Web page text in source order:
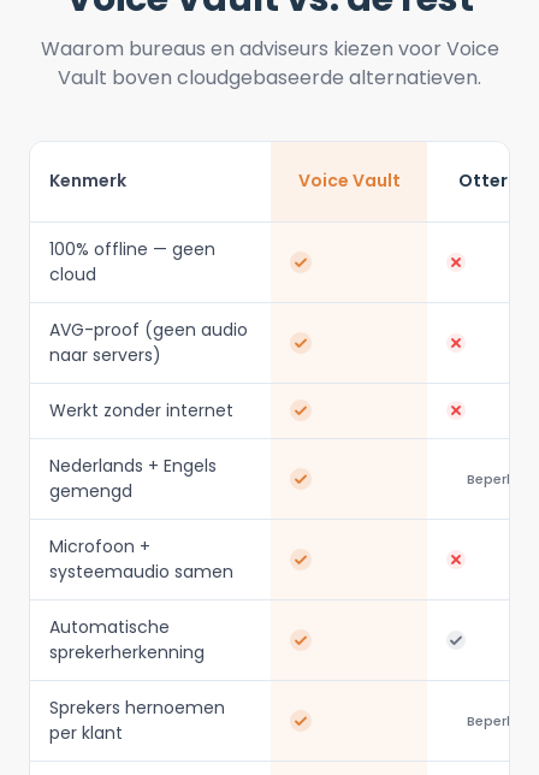
Waarom bureaus en adviseurs kiezen voor Voice
Vault boven cloudgebaseerde alternatieven.
Kenmerk Voice Vault Otter.ai
100% offline — geen
cloud
AVG-proof (geen audio
naar servers)
Werkt zonder internet
Nederlands + Engels
gemengd
Beperkt
Microfoon +
systeemaudio samen
Automatische
sprekerherkenning
Sprekers hernoemen
per klant
Beperkt